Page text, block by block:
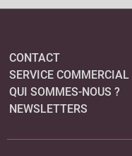
CONTACT
SERVICE COMMERCIAL
QUI SOMMES-NOUS ?
NEWSLETTERS